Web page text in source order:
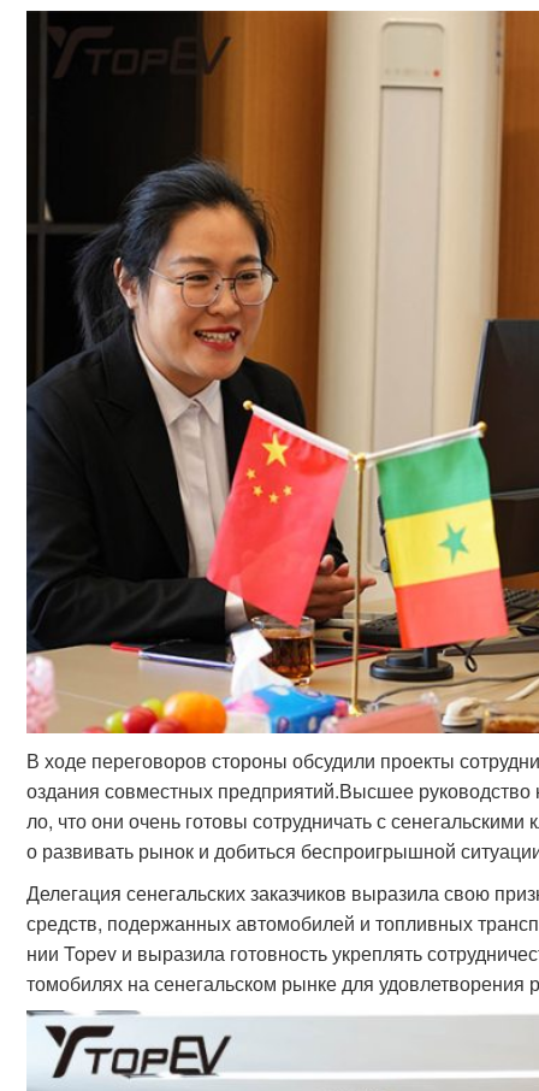
В ходе переговоров стороны обсудили проекты
оздания совместных предприятий.Высшее
ло, что они очень готовы сотрудничать с
о развивать рынок и добиться беспроигрышной
Делегация сенегальских заказчиков выразила свою
средств, подержанных автомобилей и топливных
нии Topev и выразила готовность укреплять
томобилях на сенегальском рынке для удовлетворения